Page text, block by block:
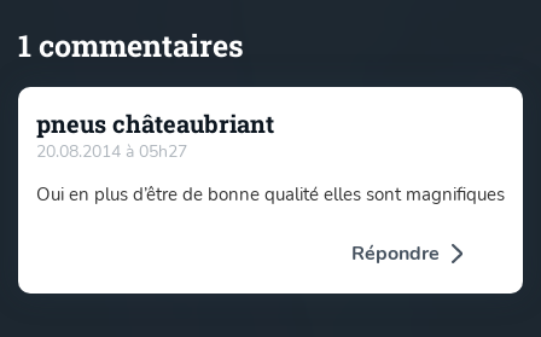
1 commentaires
pneus châteaubriant
20.08.2014 à 05h27
Oui en plus d’être de bonne qualité elles sont magnifiques
Répondre